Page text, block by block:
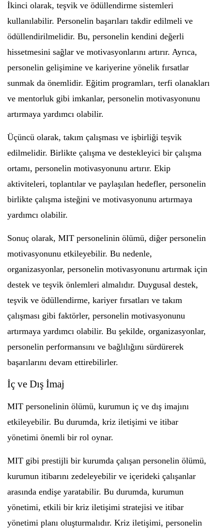
İkinci olarak, teşvik ve ödüllendirme sistemleri
kullanılabilir. Personelin başarıları takdir edilmeli ve
ödüllendirilmelidir. Bu, personelin kendini değerli
hissetmesini sağlar ve motivasyonlarını artırır. Ayrıca,
personelin gelişimine ve kariyerine yönelik fırsatlar
sunmak da önemlidir. Eğitim programları, terfi olanakları
ve mentorluk gibi imkanlar, personelin motivasyonunu
artırmaya yardımcı olabilir.
Üçüncü olarak, takım çalışması ve işbirliği teşvik
edilmelidir. Birlikte çalışma ve destekleyici bir çalışma
ortamı, personelin motivasyonunu artırır. Ekip
aktiviteleri, toplantılar ve paylaşılan hedefler, personelin
birlikte çalışma isteğini ve motivasyonunu artırmaya
yardımcı olabilir.
Sonuç olarak, MIT personelinin ölümü, diğer personelin
motivasyonunu etkileyebilir. Bu nedenle,
organizasyonlar, personelin motivasyonunu artırmak için
destek ve teşvik önlemleri almalıdır. Duygusal destek,
teşvik ve ödüllendirme, kariyer fırsatları ve takım
çalışması gibi faktörler, personelin motivasyonunu
artırmaya yardımcı olabilir. Bu şekilde, organizasyonlar,
personelin performansını ve bağlılığını sürdürerek
başarılarını devam ettirebilirler.
İç ve Dış İmaj
MIT personelinin ölümü, kurumun iç ve dış imajını
etkileyebilir. Bu durumda, kriz iletişimi ve itibar
yönetimi önemli bir rol oynar.
MIT gibi prestijli bir kurumda çalışan personelin ölümü,
kurumun itibarını zedeleyebilir ve içerideki çalışanlar
arasında endişe yaratabilir. Bu durumda, kurumun
yönetimi, etkili bir kriz iletişimi stratejisi ve itibar
yönetimi planı oluşturmalıdır. Kriz iletişimi, personelin